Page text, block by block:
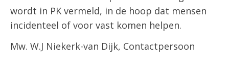
wordt in PK vermeld, in de hoop dat mensen
incidenteel of voor vast komen helpen.
Mw. W.J Niekerk-van Dijk, Contactpersoon